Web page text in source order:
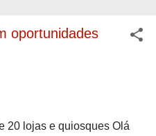
oportunidades
20 lojas e quiosques Olá